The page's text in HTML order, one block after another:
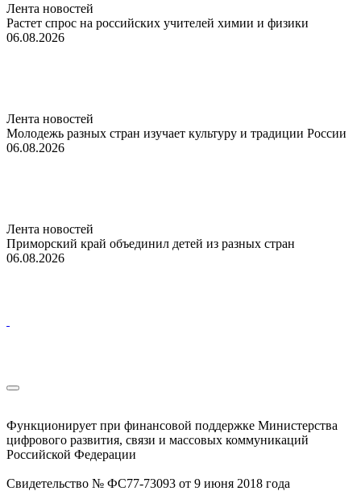
Лента новостей
Растет спрос на российских учителей химии и физики
06.08.2026
Лента новостей
Молодежь разных стран изучает культуру и традиции России
06.08.2026
Лента новостей
Приморский край объединил детей из разных стран
06.08.2026
Функционирует при финансовой поддержке Министерства
цифрового развития, связи и массовых коммуникаций
Российской Федерации
Свидетельство № ФС77-73093 от 9 июня 2018 года